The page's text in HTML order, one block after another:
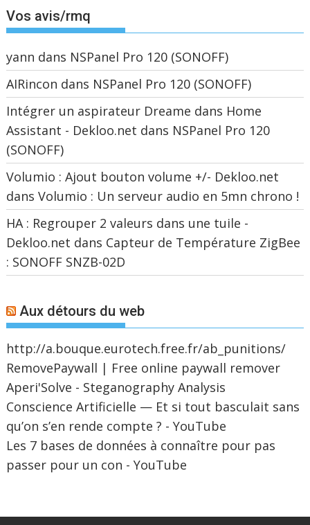
Vos avis/rmq
yann dans NSPanel Pro 120 (SONOFF)
AIRincon dans NSPanel Pro 120 (SONOFF)
Intégrer un aspirateur Dreame dans Home
Assistant - Dekloo.net dans NSPanel Pro 120
(SONOFF)
Volumio : Ajout bouton volume +/- Dekloo.net
dansVolumio : Un serveur audio en 5mn chrono !
HA : Regrouper 2 valeurs dans une tuile -
Dekloo.net dans Capteur de Température ZigBee
: SONOFF SNZB-02D
Aux détours du web
http://a.bouque.eurotech.free.fr/ab_punitions/
RemovePaywall | Free online paywall remover
Aperi'Solve - Steganography Analysis
Conscience Artificielle — Et si tout basculait sans
qu’on s’en rende compte ? - YouTube
Les 7 bases de données à connaître pour pas
passer pour un con - YouTube